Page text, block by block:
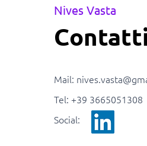
Nives Vasta
Mail:
Tel: +39 3665051308
Social: